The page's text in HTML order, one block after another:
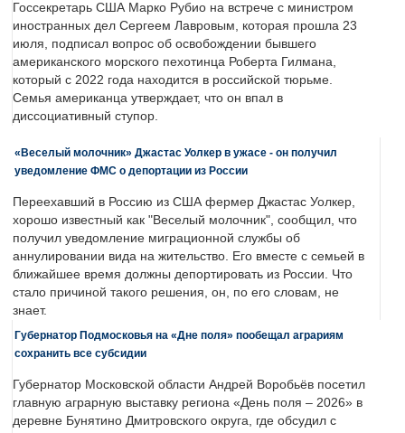
Госсекретарь США Марко Рубио на встрече с министром
иностранных дел Сергеем Лавровым, которая прошла 23
июля, подписал вопрос об освобождении бывшего
американского морского пехотинца Роберта Гилмана,
который с 2022 года находится в российской тюрьме.
Семья американца утверждает, что он впал в
диссоциативный ступор.
«Веселый молочник» Джастас Уолкер в ужасе - он получил
уведомление ФМС о депортации из России
Переехавший в Россию из США фермер Джастас Уолкер,
хорошо известный как "Веселый молочник", сообщил, что
получил уведомление миграционной службы об
аннулировании вида на жительство. Его вместе с семьей в
ближайшее время должны депортировать из России. Что
стало причиной такого решения, он, по его словам, не
знает.
Губернатор Подмосковья на «Дне поля» пообещал аграриям
сохранить все субсидии
Губернатор Московской области Андрей Воробьёв посетил
главную аграрную выставку региона «День поля – 2026» в
деревне Бунятино Дмитровского округа, где обсудил с